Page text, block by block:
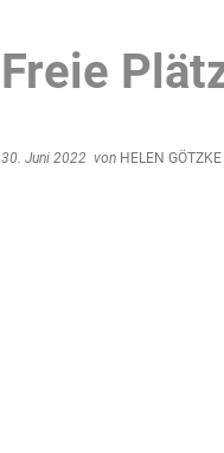
Freie
30. Juni 2022 von HELEN GÖTZKE